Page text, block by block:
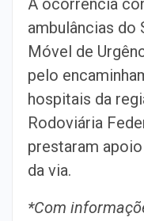
ambulâncias do
Móvel de
pelo
hospitais da
Rodoviária
prestaram
da via.
*Com